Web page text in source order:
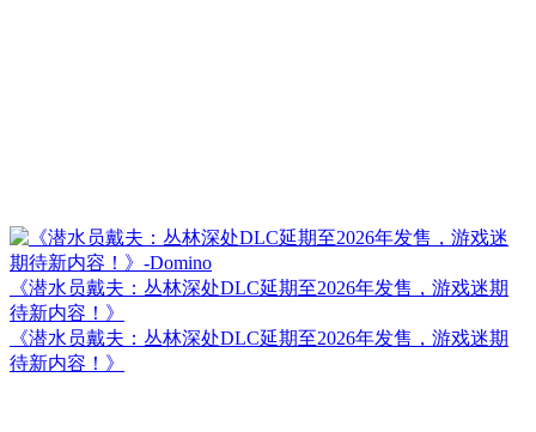
《潜水员戴夫：丛林深处DLC延期至2026年发售，游戏迷期
待新内容！》
《潜水员戴夫：丛林深处DLC延期至2026年发售，游戏迷期
待新内容！》